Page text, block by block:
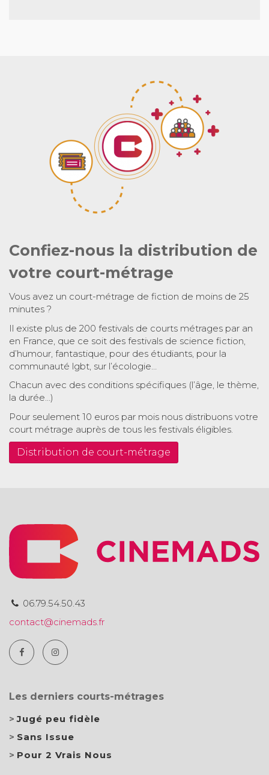
Confiez-nous la distribution de
votre court-métrage
Vous avez un court-métrage de fiction de moins de 25
minutes ?
Il existe plus de 200 festivals de courts métrages par an
en France, que ce soit des festivals de science fiction,
d’humour, fantastique, pour des étudiants, pour la
communauté lgbt, sur l’écologie…
Chacun avec des conditions spécifiques (l’âge, le thème,
la durée…)
Pour seulement 10 euros par mois nous distribuons votre
court métrage auprès de tous les festivals éligibles.
Distribution de court-métrage
06.79.54.50.43
contact@cinemads.fr
Les derniers courts-métrages
Jugé peu fidèle
Sans Issue
Pour 2 Vrais Nous